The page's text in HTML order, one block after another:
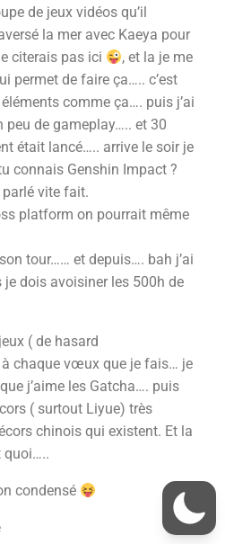
de jeux vidéos qu’il
la mer avec Kaeya pour
citerais pas ici
, et la je me
permet de faire ça….. c’est
comme ça…. puis j’ai
peu de gameplay….. et 30
était lancé….. arrive le soir je
connais Genshin Impact ?
parlé vite fait.
platform on pourrait même
tour…… et depuis…. bah j’ai
dois avoisiner les 500h de
( de hasard
chaque vœux que je fais… je
j’aime les Gatcha…. puis
( surtout Liyue) très
chinois qui existent. Et la
quoi…..
condensé